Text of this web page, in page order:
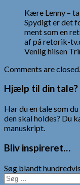
Kære Lenny –
Spydigt er det
ment som en
af på retorik-
Venlig hilsen
Comments are closed.
Hjælp til din tale?
Har du en tale som
den skal holdes? Du
manuskript.
Bliv inspireret…
Søg blandt
Søg